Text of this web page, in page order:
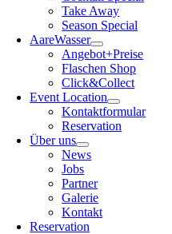
Take Away
Season Special
AareWasser
Angebot+Preise
Flaschen Shop
Click&Collect
Event Location
Kontaktformular
Reservation
Über uns
News
Jobs
Partner
Galerie
Kontakt
Reservation